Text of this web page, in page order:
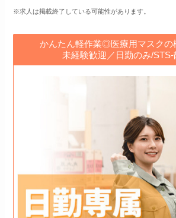
※求人は掲載終了している可能性があります。
かんたん軽作業◎医療用マスクの
未経験歓迎／日勤のみ/STS-